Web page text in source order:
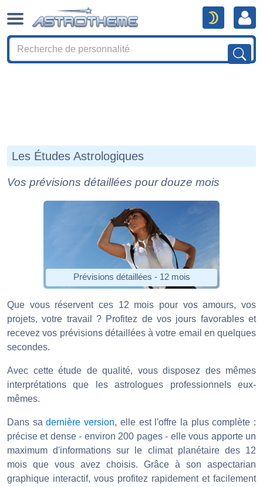
Les Études Astrologiques
Vos prévisions détaillées pour douze mois
Prévisions détaillées - 12 mois
Que vous réservent ces 12 mois pour vos amours, vos
projets, votre travail ? Profitez de vos jours favorables et
recevez vos prévisions détaillées à votre email en quelques
secondes.
Avec cette étude de qualité, vous disposez des mêmes
interprétations que les astrologues professionnels eux-
mêmes.
Dans sadernière version, elle est l'offre la plus complète :
précise et dense - environ 200 pages - elle vous apporte un
maximum d'informations sur le climat planétaire des 12
mois que vous avez choisis. Grâce à son aspectarian
graphique interactif, vous profitez rapidement et facilement